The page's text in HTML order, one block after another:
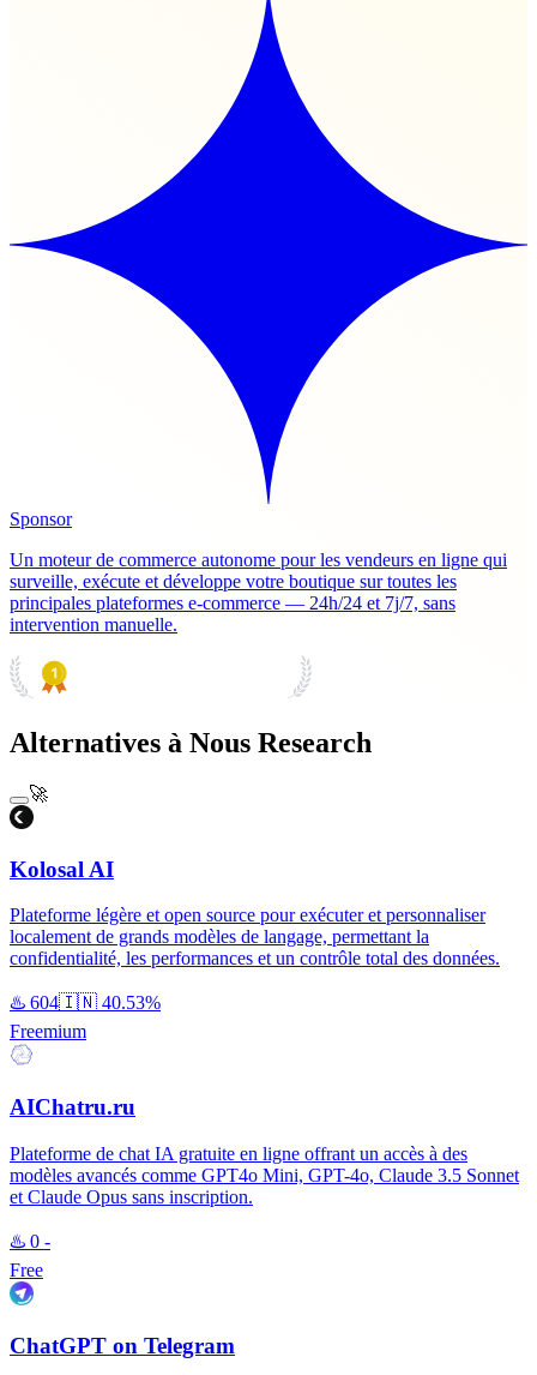
Sponsor
Un moteur de commerce autonome pour les vendeurs en ligne qui
surveille, exécute et développe votre boutique sur toutes les
principales plateformes e-commerce — 24h/24 et 7j/7, sans
intervention manuelle.
Alternatives à Nous Research
🚀
Kolosal AI
Plateforme légère et open source pour exécuter et personnaliser
localement de grands modèles de langage, permettant la
confidentialité, les performances et un contrôle total des données.
♨️ 604🇮🇳 40.53%
Freemium
AIChatru.ru
Plateforme de chat IA gratuite en ligne offrant un accès à des
modèles avancés comme GPT4o Mini, GPT-4o, Claude 3.5 Sonnet
et Claude Opus sans inscription.
♨️ 0 -
Free
ChatGPT on Telegram